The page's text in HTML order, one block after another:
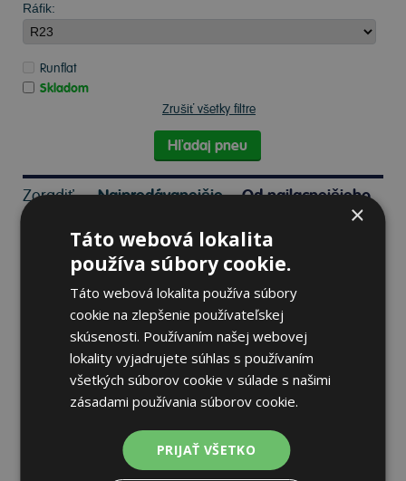
Ráfik:
Runflat
Skladom
Zrušiť všetky filtre
Hľadaj pneu
Zoradiť: Najpredávanejšie Od najlacnejšieho
Pirelli P ZERO PZ5
325/35 R23 111 Y Letné
A C
Na sklade 20 ks K odberu na predajni 13.8.2026
17 pobočkách
×
Táto webová lokalita
používa súbory cookie.
Táto webová lokalita používa súbory
cookie na zlepšenie používateľskej
skúsenosti. Používaním našej webovej
lokality vyjadrujete súhlas s používaním
všetkých súborov cookie v súlade s našimi
zásadami používania súborov cookie.
PRIJAŤ VŠETKO